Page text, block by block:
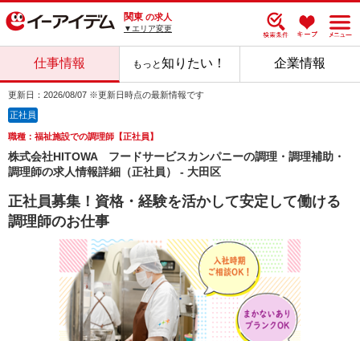
関東 の求人
▼エリア変更
仕事情報 もっと知りたい！ 企業情報
更新日：2026/08/07 ※更新日時点の最新情報です
正社員
職種：福祉施設での調理師【正社員】
株式会社HITOWA フードサービスカンパニーの調理・調理補助・
調理師の求人情報詳細（正社員） - 大田区
正社員募集！資格・経験を活かして安定して働ける
調理師のお仕事